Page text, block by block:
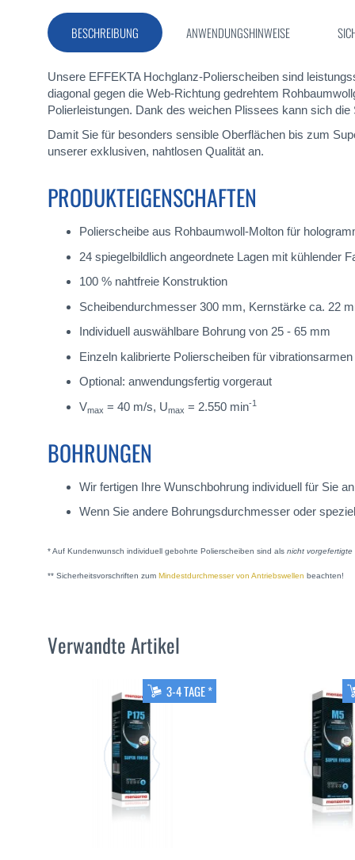
springen
BESCHREIBUNG
Unsere EFFEKTA Hochglanz-Polierscheiben sind
diagonal gegen die Web-Richtung gedrehtem
Polierleistungen. Dank des weichen Plissees kann sich
Damit Sie für besonders sensible Oberflächen bis zum
unserer exklusiven, nahtlosen Qualität an.
PRODUKTEIGENSCHAFTEN
Polierscheibe aus Rohbaumwoll-Molton für
24 spiegelbildlich angeordnete Lagen mit kühlender
100 % nahtfreie Konstruktion
Scheibendurchmesser 300 mm, Kernstärke ca. 22
Individuell auswählbare Bohrung von 25 - 65 mm
Einzeln kalibrierte Polierscheiben für
Optional: anwendungsfertig vorgeraut
Vmax = 40 m/s, Umax = 2.550 min-1
BOHRUNGEN
Wir fertigen Ihre Wunschbohrung individuell für Sie
Wenn Sie andere Bohrungsdurchmesser oder
* Auf Kundenwunsch individuell gebohrte Polierscheiben sind als nicht vorgefertigte
** Sicherheitsvorschriften zum Mindestdurchmesser von Antriebswellen beachten!
ANWENDUNGSHINWEISE
Verwandte Artikel
3-4 TAGE *